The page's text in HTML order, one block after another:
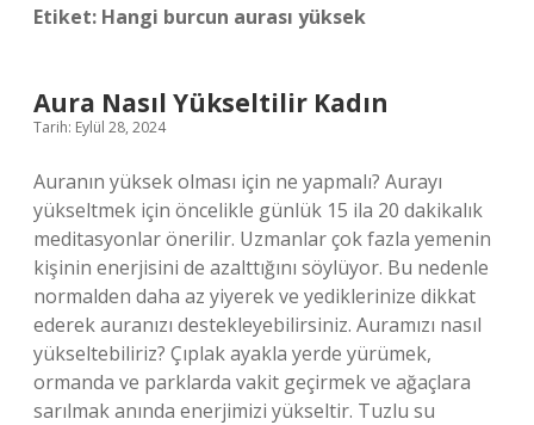
Etiket: Hangi burcun aurası yüksek
Aura Nasıl Yükseltilir Kadın
Tarih: Eylül 28, 2024
Auranın yüksek olması için ne yapmalı? Aurayı
yükseltmek için öncelikle günlük 15 ila 20 dakikalık
meditasyonlar önerilir. Uzmanlar çok fazla yemenin
kişinin enerjisini de azalttığını söylüyor. Bu nedenle
normalden daha az yiyerek ve yediklerinize dikkat
ederek auranızı destekleyebilirsiniz. Auramızı nasıl
yükseltebiliriz? Çıplak ayakla yerde yürümek,
ormanda ve parklarda vakit geçirmek ve ağaçlara
sarılmak anında enerjimizi yükseltir. Tuzlu su